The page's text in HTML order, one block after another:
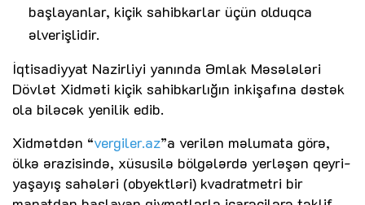
başlayanlar, kiçik sahibkarlar üçün olduqca
əlverişlidir.
İqtisadiyyat Nazirliyi yanında Əmlak Məsələləri
Dövlət Xidməti kiçik sahibkarlığın inkişafına dəstək
ola biləcək yenilik edib.
Xidmətdən “vergiler.az”a verilən məlumata görə,
ölkə ərazisində, xüsusilə bölgələrdə yerləşən qeyri-
yaşayış sahələri (obyektləri) kvadratmetri bir